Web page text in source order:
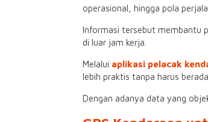
operasional, hingga pola
Informasi tersebut membantu
di luar jam kerja.
Melalui aplikasi pelacak
lebih praktis tanpa harus
Dengan adanya data yang